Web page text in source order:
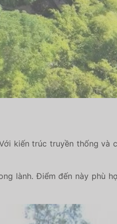
kiến trúc truyền thống và
lành. Điểm đến này phù